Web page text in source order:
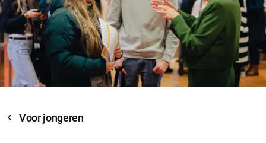
Voor jongeren